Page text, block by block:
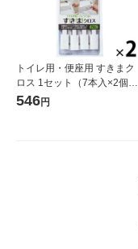
トイレ用・便座用 すきまク
ロス 1セット（7本入×2個）
まめいた
546円